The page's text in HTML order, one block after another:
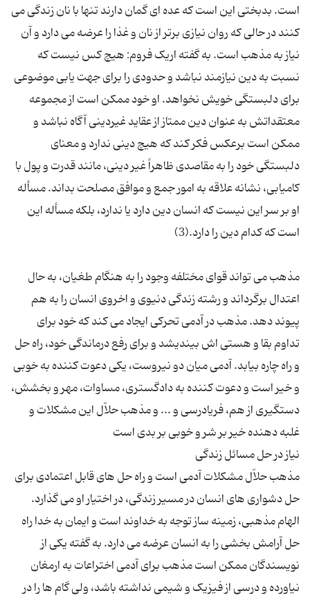
است. بدبختی این است که عده ای گمان دارند تنها با نان زندگی می
کنند در حالی که روان نیازی برتر از نان و غذا را عرضه می دارد و آن
نیاز به مذهب است. به گفته اریک فروم: هیچ کس نیست که
نسبت به دین نیازمند نباشد و حدودی را برای جهت یابی موضوعی
برای دلبستگی خویش نخواهد. او خود ممکن است از مجموعه
معتقداتش به عنوان دین ممتاز از عقاید غیردینی آگاه نباشد و
ممکن است برعکس فکر کند که هیچ دینی ندارد و معنای
دلبستگی خود را به مقاصدی ظاهراً غیر دینی، مانند قدرت و پول با
کامیابی، نشانه علاقه به امور جمع و موافق مصلحت بداند. مسأله
او بر سر این نیست که انسان دین دارد یا ندارد، بلکه مسأله این
مذهب می تواند قوای مختلفه وجود را به هنگام طغیان، به حال
اعتدال برگرداند و رشته زندگی دنیوی و اخروی انسان را به هم
پیوند دهد. مذهب در آدمی تحرکی ایجاد می کند که خود برای
تداوم بقا و هستی اش بیندیشد و برای رفع درماندگی خود، راه حل
و راه چاره بیابد. آدمی میان دو نیروست، یکی دعوت کننده به خوبی
و خیر است و دعوت کننده به دادگستری، مساوات، مهر و بخشش،
دستگیری از هم، فریادرسی و ... و مذهب حلاّل این مشکلات و
مذهب حلاّل مشکلات آدمی است و راه حل های قابل اعتمادی برای
حل دشواری های انسان در مسیر زندگی، در اختیار او می گذارد.
الهام مذهبی، زمینه ساز توجه به خداوند است و ایمان به خدا راه
حل آرامش بخشی را به انسان عرضه می دارد. به گفته یکی از
نویسندگان ممکن است مذهب برای آدمی اختراعات به ارمغان
نیاورده و درسی از فیزیک و شیمی نداشته باشد، ولی گام ها را در